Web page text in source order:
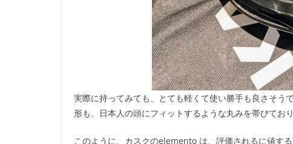
実際に持ってみても、とても軽くて使い勝手も良さそう
形も、日本人の頭にフィットするような丸みを帯びてお
このように、カスクのelemento は、評価されるに値す